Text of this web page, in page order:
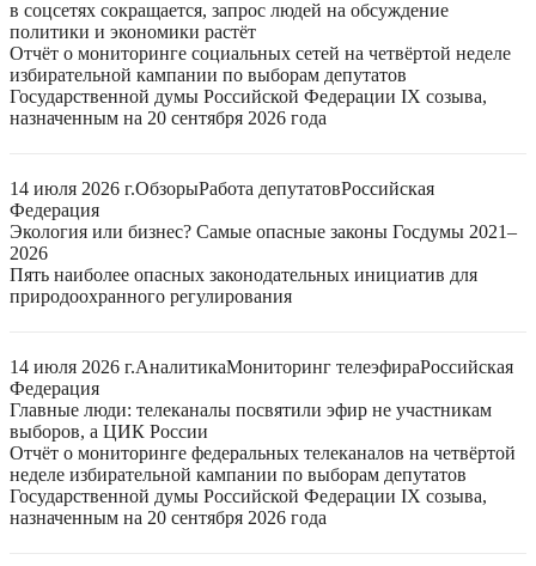
в соцсетях сокращается, запрос людей на обсуждение
политики и экономики растёт
Отчёт о мониторинге социальных сетей на четвёртой неделе
избирательной кампании по выборам депутатов
Государственной думы Российской Федерации IX созыва,
назначенным на 20 сентября 2026 года
14 июля 2026 г.ОбзорыРабота депутатовРоссийская
Федерация
Экология или бизнес? Самые опасные законы Госдумы 2021–
2026
Пять наиболее опасных законодательных инициатив для
природоохранного регулирования
14 июля 2026 г.АналитикаМониторинг телеэфираРоссийская
Федерация
Главные люди: телеканалы посвятили эфир не участникам
выборов, а ЦИК России
Отчёт о мониторинге федеральных телеканалов на четвёртой
неделе избирательной кампании по выборам депутатов
Государственной думы Российской Федерации IX созыва,
назначенным на 20 сентября 2026 года